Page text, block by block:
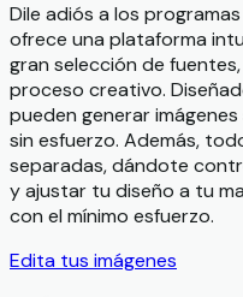
Dile adiós a los
ofrece una plataforma
gran selección de
proceso creativo.
pueden generar
sin esfuerzo. Además,
separadas, dándote
y ajustar tu diseño a tu
con el mínimo esfuerzo.
Edita tus imágenes